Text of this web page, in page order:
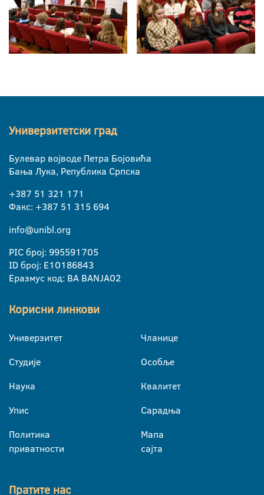
Универзитетски град
Булевар војводе Петра Бојовића
Бања Лука, Република Српска
+387 51 321 171
Факс: +387 51 315 694
info@unibl.org
PIC број: 995591705
ID број: E10186843
Еразмус код: BA BANJA02
Корисни линкови
Универзитет
Студије
Наука
Упис
Политика
приватности
Чланице
Особље
Квалитет
Сарадња
Мапа
сајта
Пратите нас